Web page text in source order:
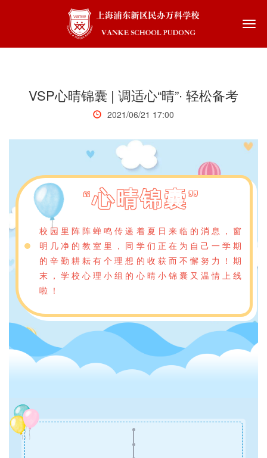
VSP心晴锦囊 | 调适心“晴”∙ 轻松备考
2021/06/21 17:00
“心晴锦囊”
校园里阵阵蝉鸣传递着夏日来临的消息，窗
明几净的教室里，同学们正在为自己一学期
的辛勤耕耘有个理想的收获而不懈努力！期
末，学校心理小组的心晴小锦囊又温情上线
啦！